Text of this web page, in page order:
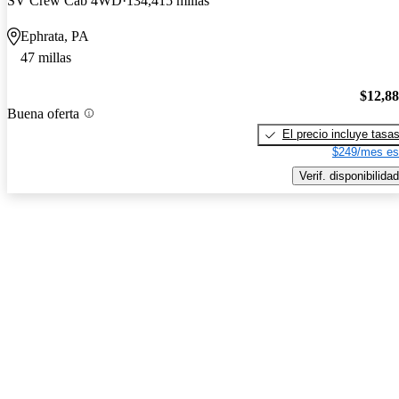
Ephrata, PA
47 millas
Buena oferta
El precio incluye tasas
$249/mes
Verif. disponibilidad